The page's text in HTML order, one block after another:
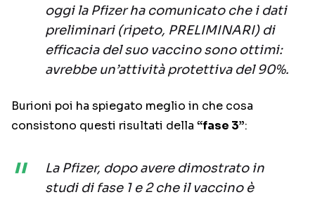
oggi la Pfizer ha comunicato che i dati
preliminari (ripeto, PRELIMINARI) di
efficacia del suo vaccino sono ottimi:
avrebbe un’attività protettiva del 90%.
Burioni poi ha spiegato meglio in che cosa
consistono questi risultati della “fase 3”:
La Pfizer, dopo avere dimostrato in
studi di fase 1 e 2 che il vaccino è